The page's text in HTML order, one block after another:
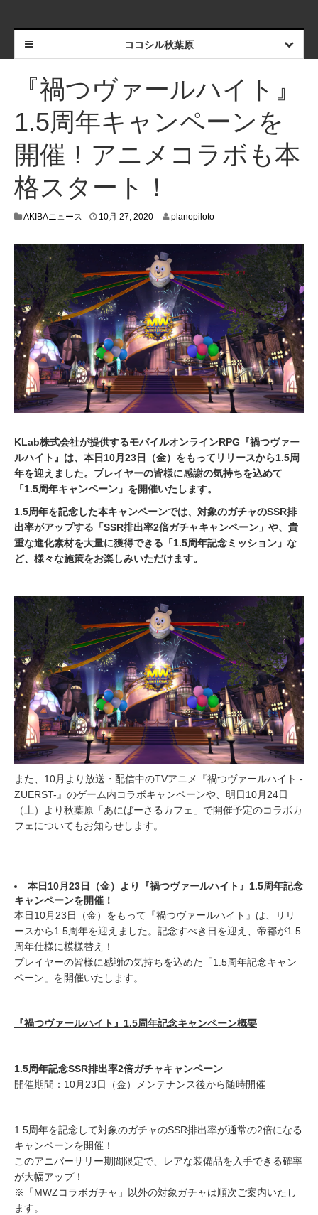
ココシル秋葉原
『禍つヴァールハイト』
1.5周年キャンペーンを
開催！アニメコラボも本
格スタート！
AKIBAニュース 10月 27, 20201
3
,
2
0
2
0
planopiloto
KLab株式会社が提供するモバイルオンラインRPG『禍つヴァー
ルハイト』は、本日10月23日（金）をもってリリースから1.5周
年を迎えました。プレイヤーの皆様に感謝の気持ちを込めて
「1.5周年キャンペーン」を開催いたします。
1.5周年を記念した本キャンペーンでは、対象のガチャのSSR排
出率がアップする「SSR排出率2倍ガチャキャンペーン」や、貴
重な進化素材を大量に獲得できる「1.5周年記念ミッション」な
ど、様々な施策をお楽しみいただけます。
また、10月より放送・配信中のTVアニメ『禍つヴァールハイト -
ZUERST-』のゲーム内コラボキャンペーンや、明日10月24日
（土）より秋葉原「あにばーさるカフェ」で開催予定のコラボカ
フェについてもお知らせします。
本日10月23日（金）より『禍つヴァールハイト』1.5周年記念
キャンペーンを開催！
本日10月23日（金）をもって『禍つヴァールハイト』は、リリ
ースから1.5周年を迎えました。記念すべき日を迎え、帝都が1.5
周年仕様に模様替え！
プレイヤーの皆様に感謝の気持ちを込めた「1.5周年記念キャン
ペーン」を開催いたします。
『禍つヴァールハイト』1.5周年記念キャンペーン概要
1.5周年記念SSR排出率2倍ガチャキャンペーン
開催期間：10月23日（金）メンテナンス後から随時開催
1.5周年を記念して対象のガチャのSSR排出率が通常の2倍になる
キャンペーンを開催！
このアニバーサリー期間限定で、レアな装備品を入手できる確率
が大幅アップ！
※「MWZコラボガチャ」以外の対象ガチャは順次ご案内いたし
ます。